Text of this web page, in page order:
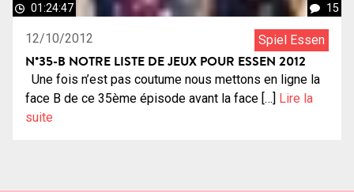
01:24:47 15
12/10/2012 Spiel Essen
N°35-B NOTRE LISTE DE JEUX POUR ESSEN 2012
Une fois n’est pas coutume nous mettons en ligne la
face B de ce 35ème épisode avant la face […] Lire la
suite